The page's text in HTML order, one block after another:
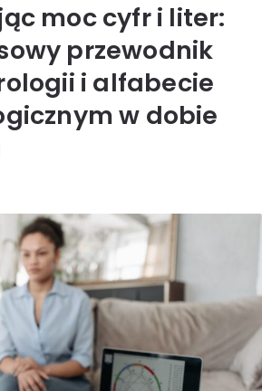
moc cyfr i liter:
przewodnik
i alfabecie
w dobie